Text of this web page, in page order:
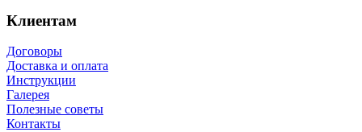
Клиентам
Договоры
Доставка и оплата
Инструкции
Галерея
Полезные советы
Контакты